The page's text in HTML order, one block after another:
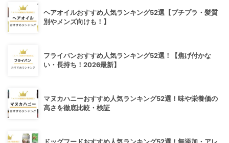
ヘアオイルおすすめ人気ランキング52選【プチプラ・髪質
別やメンズ向けも！】
フライパンおすすめ人気ランキング52選！【焦げ付かな
い・長持ち！2026最新】
マヌカハニーおすすめ人気ランキング52選！味や栄養価の
高さを徹底比較・検証